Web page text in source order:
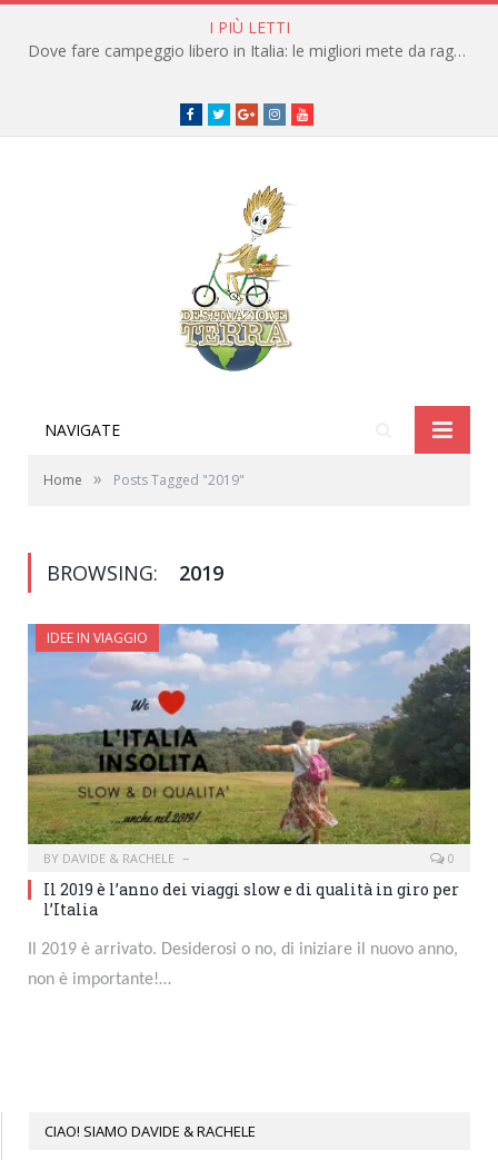
I PIÙ LETTI
Dove fare campeggio libero in Italia: le migliori mete da raggiungere in traghetto
Facebook
TwitterGoogle+instagramyoutube
NAVIGATE
Home » Posts Tagged "2019"
BROWSING: 2019
IDEE IN VIAGGIO
BY DAVIDE & RACHELE 0
Il 2019 è l’anno dei viaggi slow e di qualità in giro per
l’Italia
Il 2019 è arrivato. Desiderosi o no, di iniziare il nuovo anno,
non è importante!…
CIAO! SIAMO DAVIDE & RACHELE